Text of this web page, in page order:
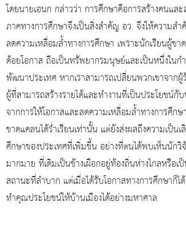
โดยนายเอนก กล่าวว่า การศึกษาคือการสร้างคนแล
ภาคทางการศึกษาจึงเป็นสิ่งสำคัญ อว. จึงให้ความส
ลดความเหลื่อมล้ำทางการศึกษา เพราะนักเรียนผู้ข
ด้อยโอกาส ถือเป็นทรัพยากรมนุษย์และเป็นหนึ่งใน
พัฒนาประเทศ หากเราสามารถเปลี่ยนพวกเขาจาก
ผู้ที่สามารถสร้างรายได้และทำงานที่เป็นประโยชน์กั
จากการให้โอกาสและลดความเหลื่อมล้ำทางการศึก
ขาดแคลนได้ร่ำเรียนเท่านั้น แต่ยังส่งผลถึงความเป็น
ศึกษาของประเทศที่เพิ่มขึ้น อย่างที่ตนได้พบเห็นนัก
มากมาย ที่เดิมเป็นช้างเผือกอยู่ท้องถิ่นห่างไกลหรือ
สถานะที่ลำบาก แต่เมื่อได้รับโอกาสทางการศึกษาก็
ทำคุณประโยชน์ให้บ้านเมืองได้อย่างมหาศาล